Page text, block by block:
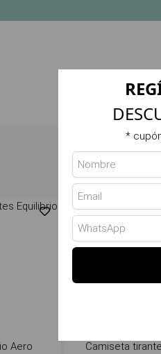
NEW IN
Aero
Camiseta
*